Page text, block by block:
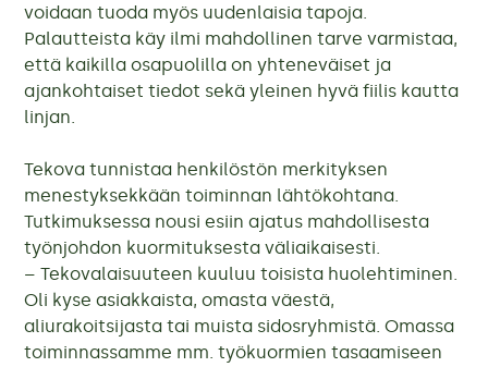
voidaan tuoda myös uudenlaisia tapoja.
Palautteista käy ilmi mahdollinen tarve varmistaa,
että kaikilla osapuolilla on yhteneväiset ja
ajankohtaiset tiedot sekä yleinen hyvä fiilis kautta
linjan.
Tekova tunnistaa henkilöstön merkityksen
menestyksekkään toiminnan lähtökohtana.
Tutkimuksessa nousi esiin ajatus mahdollisesta
työnjohdon kuormituksesta väliaikaisesti.
– Tekovalaisuuteen kuuluu toisista huolehtiminen.
Oli kyse asiakkaista, omasta väestä,
aliurakoitsijasta tai muista sidosryhmistä. Omassa
toiminnassamme mm. työkuormien tasaamiseen